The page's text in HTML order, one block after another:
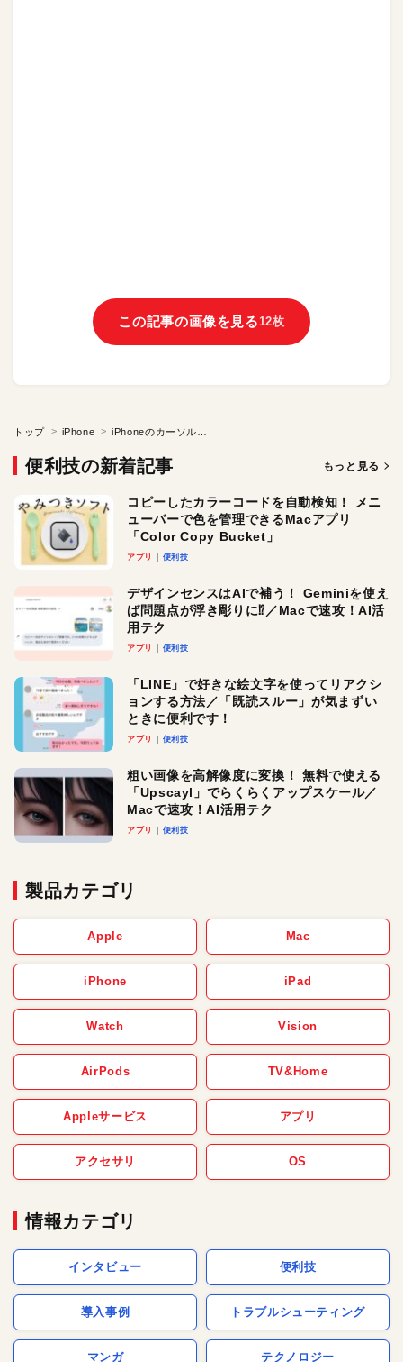
この記事の画像を見る 12枚
トップ iPhone
便利技の新着記事 もっと見る
コピーしたカラーコードを自動検知！ メニ
ューバーで色を管理できるMacアプリ
「Color Copy Bucket」
アプリ 便利技
デザインセンスはAIで補う！ Geminiを使え
ば問題点が浮き彫りに⁉︎／Macで速攻！AI活
用テク
アプリ 便利技
「LINE」で好きな絵文字を使ってリアクシ
ョンする方法／「既読スルー」が気まずい
ときに便利です！
アプリ 便利技
粗い画像を高解像度に変換！ 無料で使える
「Upscayl」でらくらくアップスケール／
Macで速攻！AI活用テク
アプリ 便利技
製品カテゴリ
Apple Mac
iPhone iPad
Watch Vision
AirPods TV&Home
Appleサービス アプリ
アクセサリ OS
情報カテゴリ
インタビュー 便利技
導入事例 トラブルシューティング
マンガ テクノロジー